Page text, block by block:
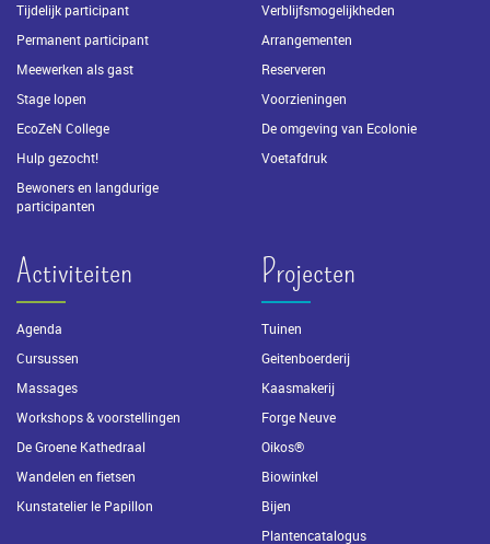
Tijdelijk participant
Permanent participant
Meewerken als gast
Stage lopen
EcoZeN College
Hulp gezocht!
Bewoners en langdurige
participanten
Verblijfsmogelijkheden
Arrangementen
Reserveren
Voorzieningen
De omgeving van Ecolonie
Voetafdruk
Activiteiten
Agenda
Cursussen
Massages
Workshops & voorstellingen
De Groene Kathedraal
Wandelen en fietsen
Kunstatelier le Papillon
Projecten
Tuinen
Geitenboerderij
Kaasmakerij
Forge Neuve
Oikos®
Biowinkel
Bijen
Plantencatalogus